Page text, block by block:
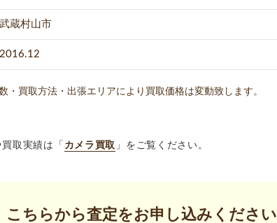
武蔵村山市
2016.12
買取方法・出張エリアにより買取価格は変動致します。
取実績は「 カメラ買取 」をご覧ください。
こちらから査定をお申し込みください